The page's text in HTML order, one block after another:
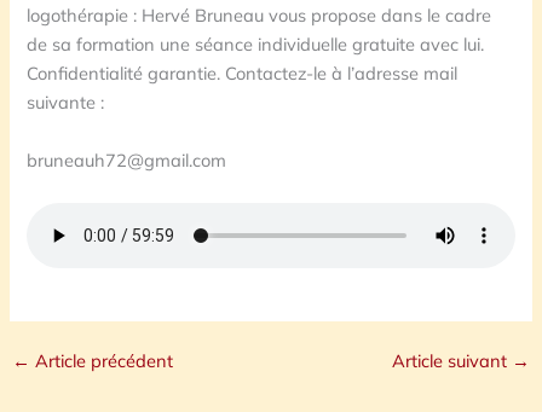
logothérapie : Hervé Bruneau vous propose dans le cadre
de sa formation une séance individuelle gratuite avec lui.
Confidentialité garantie. Contactez-le à l’adresse mail
suivante :
bruneauh72@gmail.com
← Article précédent Article suivant →